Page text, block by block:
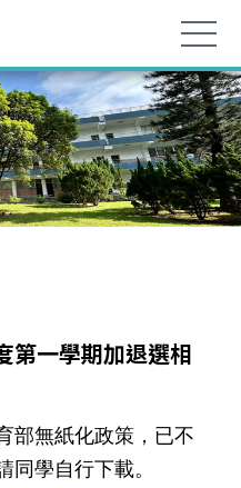
第一學期加退選相
部無紙化政策，已不
同學自行下載。